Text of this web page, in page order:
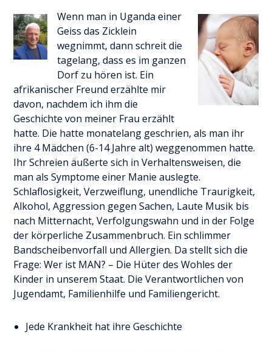
Wenn man in Uganda einer
Geiss das Zicklein
wegnimmt, dann schreit die
tagelang, dass es im ganzen
Dorf zu hören ist. Ein
afrikanischer Freund erzählte mir
davon, nachdem ich ihm die
Geschichte von meiner Frau erzählt
hatte. Die hatte monatelang geschrien, als man ihr
ihre 4 Mädchen (6-14 Jahre alt) weggenommen hatte.
Ihr Schreien äußerte sich in Verhaltensweisen, die
man als Symptome einer Manie auslegte.
Schlaflosigkeit, Verzweiflung, unendliche Traurigkeit,
Alkohol, Aggression gegen Sachen, Laute Musik bis
nach Mitternacht, Verfolgungswahn und in der Folge
der körperliche Zusammenbruch. Ein schlimmer
Bandscheibenvorfall und Allergien. Da stellt sich die
Frage: Wer ist MAN? – Die Hüter des Wohles der
Kinder in unserem Staat. Die Verantwortlichen von
Jugendamt, Familienhilfe und Familiengericht.
Jede Krankheit hat ihre Geschichte